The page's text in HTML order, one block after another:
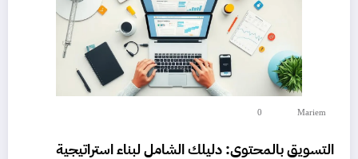
Mariem
0
التسويق بالمحتوى: دليلك الشامل لبناء استراتيجية